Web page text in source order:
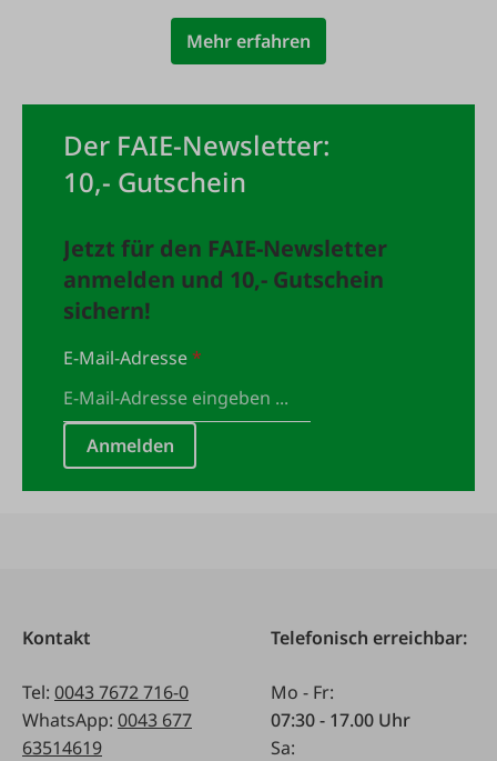
Mehr erfahren
Der FAIE-Newsletter:
10,- Gutschein
Jetzt für den FAIE-Newsletter
anmelden und 10,- Gutschein
sichern!
E-Mail-Adresse*
Anmelden
Kontakt
Tel: 0043 7672 716-0
WhatsApp: 0043 677
63514619
Telefonisch erreichbar:
Mo - Fr:
07:30 - 17.00 Uhr
Sa: